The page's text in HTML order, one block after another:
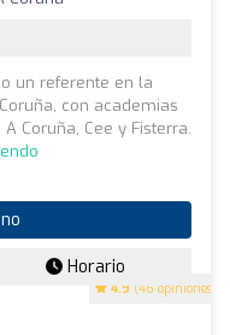
4.9 (46 opiniones)
un referente en la
con academias
Coruña, Cee y Fisterra.
Horario